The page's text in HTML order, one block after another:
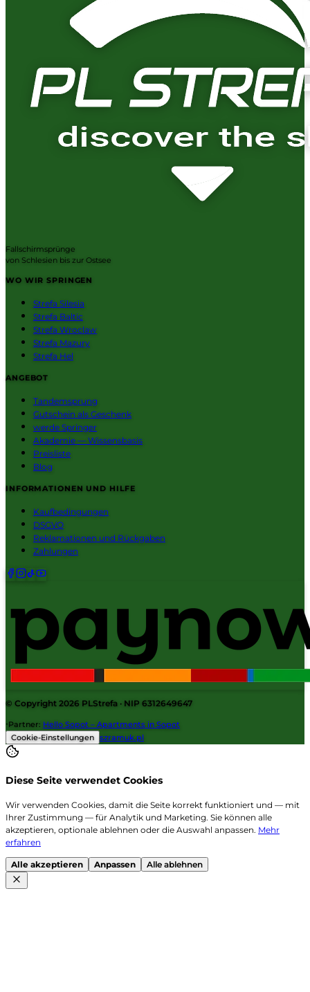
Fallschirmsprünge
von Schlesien bis zur Ostsee
WO WIR SPRINGEN
Strefa Silesia
Strefa Baltic
Strefa Wroclaw
Strefa Mazury
Strefa Hel
ANGEBOT
Tandemsprung
Gutschein als Geschenk
werde Springer
Akademie — Wissensbasis
Preisliste
Blog
INFORMATIONEN UND HILFE
Kaufbedingungen
DSGVO
Reklamationen und Rückgaben
Zahlungen
© Copyright 2026 PLStrefa · NIP 6312649647
·Partner: Hello Sopot – Apartments in Sopot
Cookie-Einstellungen szramuk.pl
Diese Seite verwendet Cookies
Wir verwenden Cookies, damit die Seite korrekt funktioniert und — mit
Ihrer Zustimmung — für Analytik und Marketing. Sie können alle
akzeptieren, optionale ablehnen oder die Auswahl anpassen. Mehr
erfahren
Alle akzeptieren Anpassen Alle ablehnen